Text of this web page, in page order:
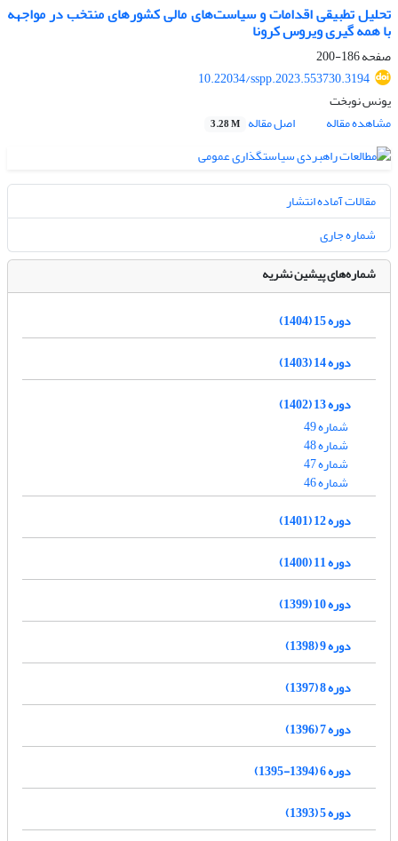
تحلیل تطبیقی اقدامات و سیاست‌های مالی کشورهای منتخب در مواجهه
با همه گیری ویروس کرونا
صفحه186-200
10.22034/sspp.2023.553730.3194
یونس نوبخت
مشاهده مقاله
اصل مقاله 3.28 M
مقالات آماده انتشار
شماره جاری
شماره‌های پیشین نشریه
دوره 15 (1404)
دوره 14 (1403)
دوره 13 (1402)
شماره 49
شماره 48
شماره 47
شماره 46
دوره 12 (1401)
دوره 11 (1400)
دوره 10 (1399)
دوره 9 (1398)
دوره 8 (1397)
دوره 7 (1396)
دوره 6 (1394-1395)
دوره 5 (1393)